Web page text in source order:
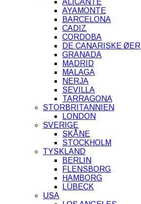
ALICANTE
AYAMONTE
BARCELONA
CADIZ
CORDOBA
DE CANARISKE ØER
GRANADA
MADRID
MALAGA
NERJA
SEVILLA
TARRAGONA
STORBRITANNIEN
LONDON
SVERIGE
SKÅNE
STOCKHOLM
TYSKLAND
BERLIN
FLENSBORG
HAMBORG
LÜBECK
USA